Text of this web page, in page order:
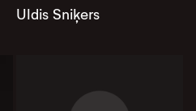
Uldis Sniķers